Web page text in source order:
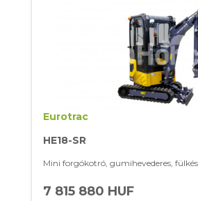
Eurotrac
HE18-SR
Mini forgókotró, gumihevederes, fülkés
7 815 880 HUF